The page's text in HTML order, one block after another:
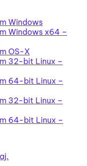
Windows
Windows x64 –
OS-X
32-bit Linux –
64-bit Linux –
32-bit Linux –
64-bit Linux –